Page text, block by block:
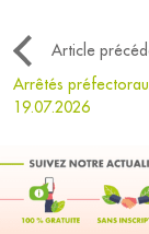
Article
Arrêtés
19.07.2026